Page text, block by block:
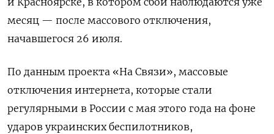
месяц — после массового отключения,
начавшегося 26 июля.
По данным проекта «На Связи», массовые
отключения интернета, которые стали
регулярными в России с мая этого года на фоне
ударов украинских беспилотников,